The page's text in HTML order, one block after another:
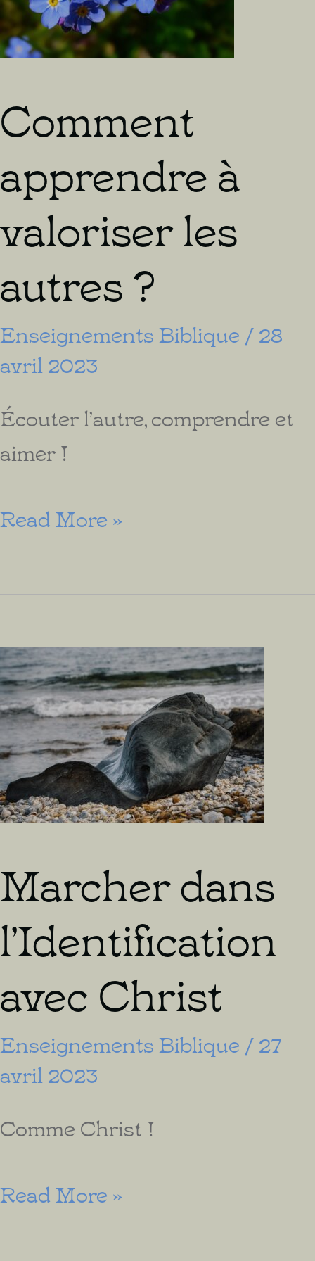
Comment
apprendre à
valoriser les
autres ?
Enseignements Biblique /28
avril 2023
Écouter l’autre, comprendre et
aimer !
Comment
les
autres
?
Read More »
Marcher dans
l’Identification
avec Christ
Enseignements Biblique /27
avril 2023
Comme Christ !
Marcher
Read More »